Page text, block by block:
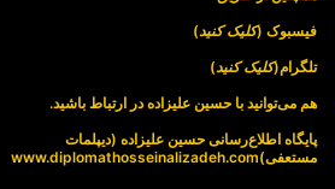
فیسبوک (کلیک کنید)
تلگرام(کلیک کنید)
هم می‌توانید با حسین علیزاده در ارتباط باشید.
پایگاه اطلاع‌رسانی حسین علیزاده (دیپلمات
مستعفی)www.diplomathosseinalizadeh.com